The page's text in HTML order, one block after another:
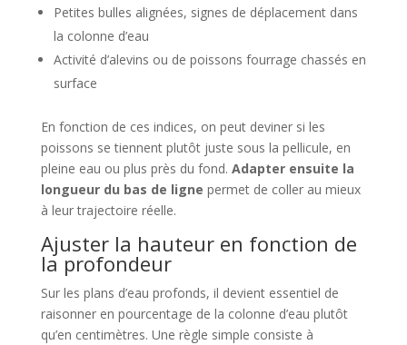
Petites bulles alignées, signes de déplacement dans
la colonne d’eau
Activité d’alevins ou de poissons fourrage chassés en
surface
En fonction de ces indices, on peut deviner si les
poissons se tiennent plutôt juste sous la pellicule, en
pleine eau ou plus près du fond. Adapter ensuite la
longueur du bas de ligne permet de coller au mieux
à leur trajectoire réelle.
Ajuster la hauteur en fonction de
la profondeur
Sur les plans d’eau profonds, il devient essentiel de
raisonner en pourcentage de la colonne d’eau plutôt
qu’en centimètres. Une règle simple consiste à